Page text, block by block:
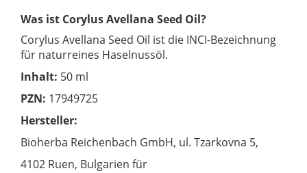
Was ist Corylus Avellana Seed Oil?
Corylus Avellana Seed Oil ist die INCI-Bezeichnung
für naturreines Haselnussöl.
Inhalt: 50 ml
PZN: 17949725
Hersteller:
Bioherba Reichenbach GmbH, ul. Tzarkovna 5,
4102 Ruen, Bulgarien für